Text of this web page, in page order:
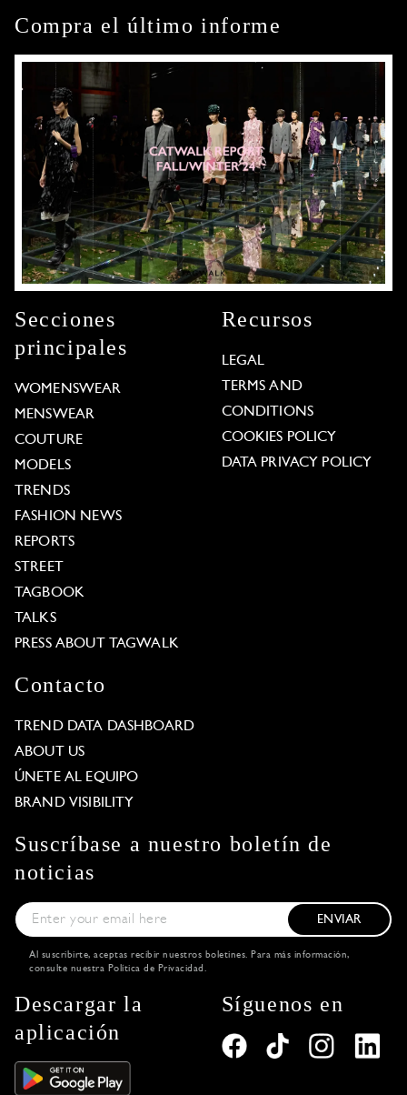
Compra el último informe
Secciones
principales
WOMENSWEAR
MENSWEAR
COUTURE
MODELS
TRENDS
FASHION NEWS
REPORTS
STREET
TAGBOOK
TALKS
PRESS ABOUT TAGWALK
Recursos
LEGAL
TERMS AND
CONDITIONS
COOKIES POLICY
DATA PRIVACY POLICY
Contacto
TREND DATA DASHBOARD
ABOUT US
ÚNETE AL EQUIPO
BRAND VISIBILITY
Suscríbase a nuestro boletín de
noticias
ENVIAR
Al suscribirte, aceptas recibir nuestros boletines. Para más información,
consulte nuestra Política de Privacidad .
Descargar la
aplicación
Síguenos en